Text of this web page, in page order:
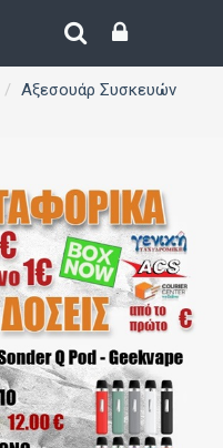
Αξεσουάρ Συσκευών